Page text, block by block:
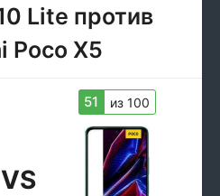
Lite против
Poco X5
VS
51 из 100